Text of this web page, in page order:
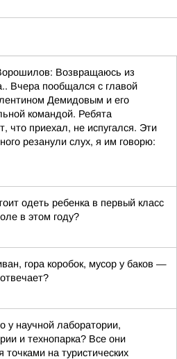
Возвращаюсь из
Вчера пообщался с главой
Демидовым и его
командой. Ребята
что приехал, не испугался. Эти
резанули слух, я им говорю:
одеть ребенка в первый класс
в этом году?
гора коробок, мусор у баков —
у научной лаборатории,
и технопарка? Все они
точками на туристических